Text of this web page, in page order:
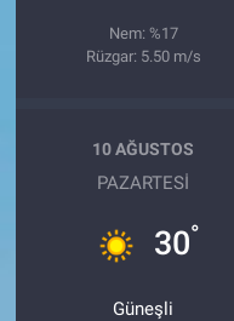
Nem: %17
Rüzgar: 5.50 m/s
10 AĞUSTOS
PAZARTESI
30°
Güneşli